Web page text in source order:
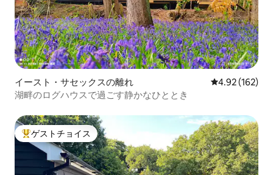
イースト・サセックスの離れ レビュー162
4.92 (162)
湖畔のログハウスで過ごす静かなひととき
大好評のゲストチョイスです。
ゲストチョイス